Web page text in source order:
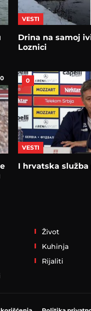
VESTI
Drina na samoj
Loznici
0
VESTI
I hrvatska
Život
Kuhinja
Rijaliti